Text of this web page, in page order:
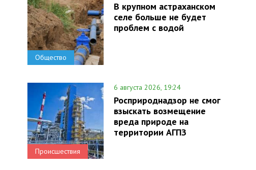
Общество
В крупном астраханском
селе больше не будет
проблем с водой
Происшествия
6 августа 2026, 19:24
Росприроднадзор не смог
взыскать возмещение
вреда природе на
территории АГПЗ